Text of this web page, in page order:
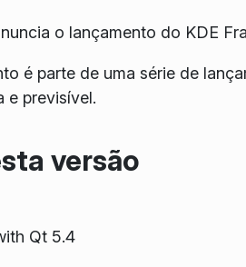
o lançamento do KDE
é parte de uma série de
e previsível.
versão
Qt 5.4